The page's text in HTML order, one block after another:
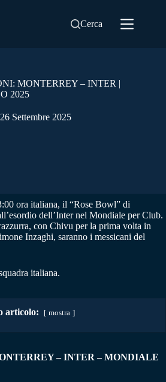
Cerca
MONTERREY – INTER |
2025
26 Settembre 2025
ora italiana, il “Rose Bowl” di
dell’Inter nel Mondiale per Club.
con Chivu per la prima volta in
Inzaghi, saranno i messicani del
italiana.
articolo: mostra
– INTER– MONDIALE